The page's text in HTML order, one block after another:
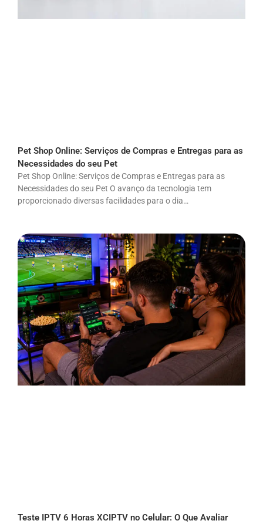
Pet Shop Online: Serviços de Compras e Entregas para as
Necessidades do seu Pet
Pet Shop Online: Serviços de Compras e Entregas para as
Necessidades do seu Pet O avanço da tecnologia tem
proporcionado diversas facilidades para o dia…
Teste IPTV 6 Horas XCIPTV no Celular: O Que Avaliar